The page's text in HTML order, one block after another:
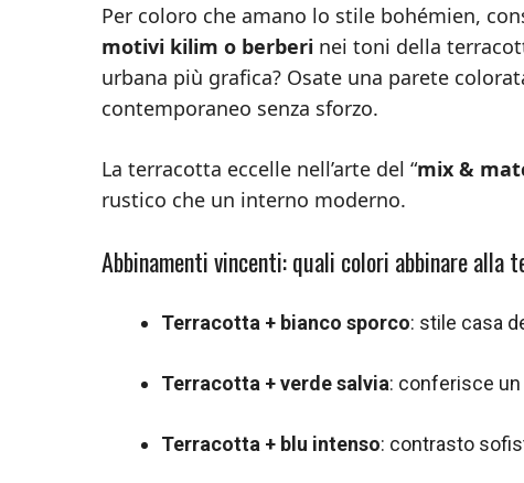
Per coloro che amano lo stile bohémien,
motivi kilim o berberi nei toni della
urbana più grafica? Osate una parete
contemporaneo senza sforzo.
La terracotta eccelle nell’arte del “mix &
rustico che un interno moderno.
Abbinamenti vincenti: quali colori abbinare alla
Terracotta + bianco sporco: stile casa
Terracotta + verde salvia: conferisce
Terracotta + blu intenso: contrasto